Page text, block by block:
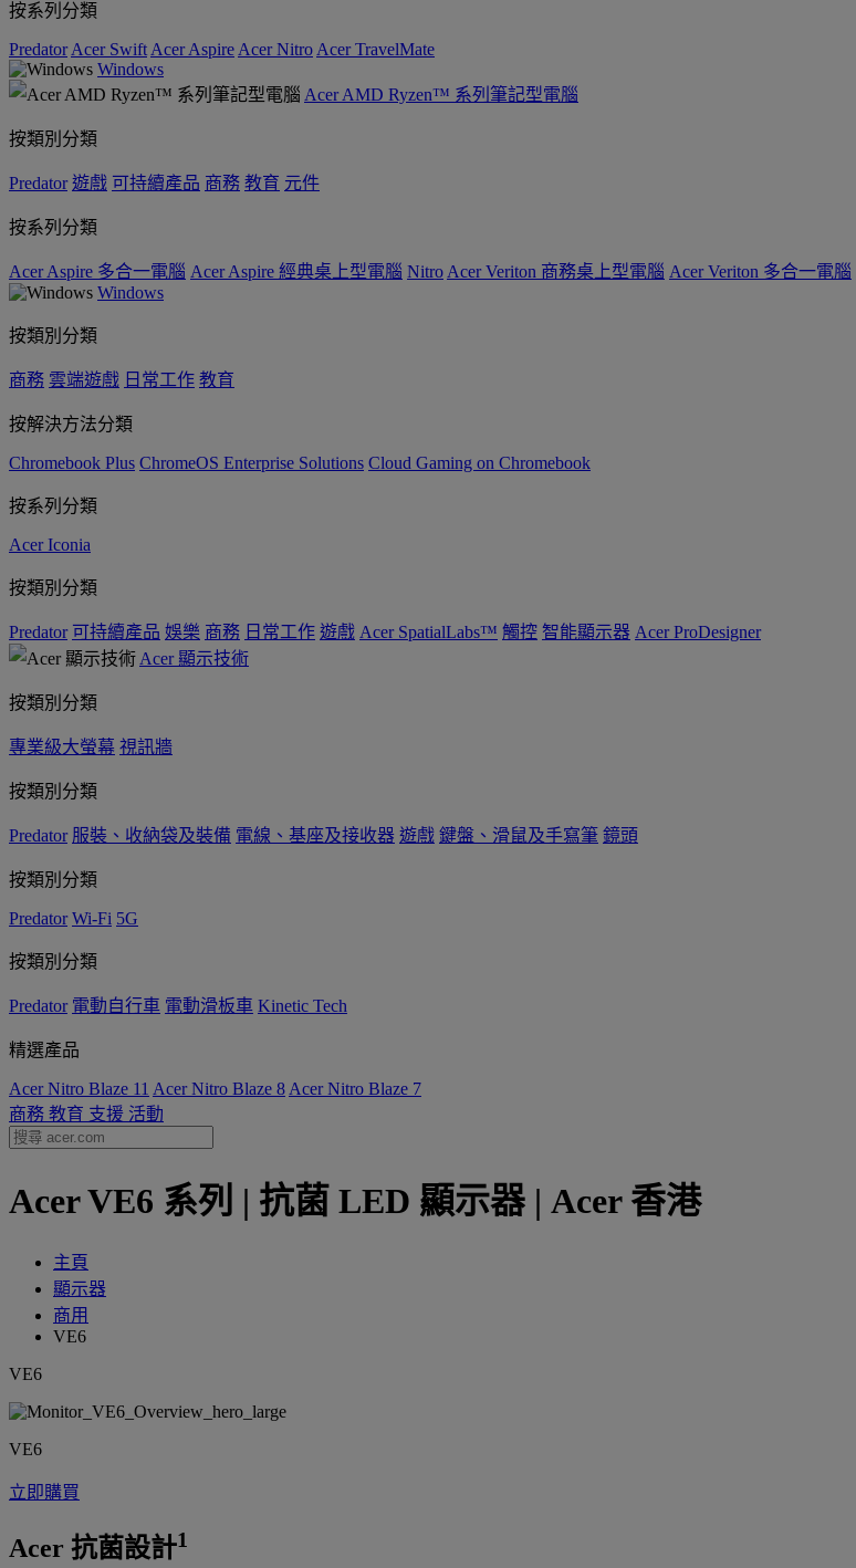
按系列分類
Predator Acer Swift Acer Aspire Acer Nitro Acer TravelMate
Windows
Acer AMD Ryzen™ 系列筆記型電腦
按類別分類
Predator 遊戲 可持續產品 商務 教育 元件
按系列分類
Acer Aspire 多合一電腦 Acer Aspire 經典桌上型電腦 Nitro Acer Veriton 商務桌上型電腦 Acer Veriton 多合一電腦
Windows
按類別分類
商務 雲端遊戲 日常工作 教育
按解決方法分類
Chromebook Plus ChromeOS Enterprise Solutions Cloud Gaming on Chromebook
按系列分類
Acer Iconia
按類別分類
Predator 可持續產品 娛樂 商務 日常工作 遊戲 Acer SpatialLabs™ 觸控 智能顯示器 Acer ProDesigner
Acer 顯示技術
按類別分類
專業級大螢幕 視訊牆
按類別分類
Predator 服裝、收納袋及裝備 電線、基座及接收器 遊戲 鍵盤、滑鼠及手寫筆 鏡頭
按類別分類
Predator Wi-Fi 5G
按類別分類
Predator 電動自行車 電動滑板車 Kinetic Tech
精選產品
Acer Nitro Blaze 11 Acer Nitro Blaze 8 Acer Nitro Blaze 7
商務 教育 支援 活動
Acer VE6 系列 | 抗菌 LED 顯示器 | Acer 香港
主頁
顯示器
商用
VE6
VE6
VE6
立即購買
Acer 抗菌設計1